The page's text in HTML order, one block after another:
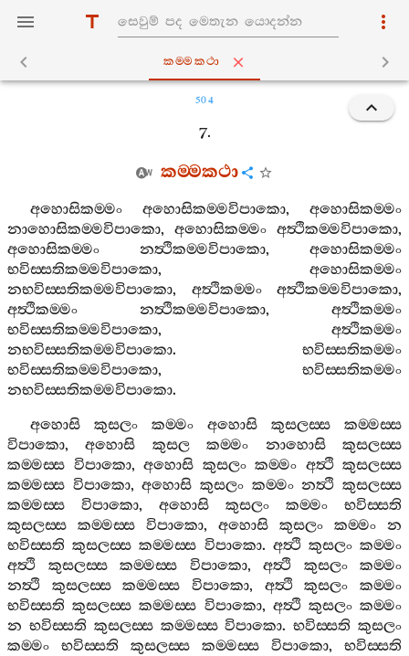
කම‍්මකථා
504
7.
කම‍්මකථා
අහොසිකම‍්මං අහොසිකම‍්මවිපාකො, අහොසිකම‍්මං
නාහොසිකම‍්මවිපාකො, අහොසිකම‍්මං අත්‍ථිකම‍්මවිපාකො,
අහොසිකම‍්මං
නත්‍ථිකම‍්මවිපාකො, අහොසිකම‍්මං
භවිස‍්සතිකම‍්මවිපාකො, අහොසිකම‍්මං
නභවිස‍්සතිකම‍්මවිපාකො, අත්‍ථිකම‍්මං අත්‍ථිකම‍්මවිපාකො,
අත්‍ථිකම‍්මං
නත්‍ථිකම‍්මවිපාකො, අත්‍ථිකම‍්මං
භවිස‍්සතිකම‍්මවිපාකො, අත්‍ථිකම‍්මං
නභවිස‍්සතිකම‍්මවිපාකො. භවිස‍්සතිකම‍්මං
භවිස‍්සතිකම‍්මවිපාකො, භවිස‍්සතිකම‍්මං
නභවිස‍්සතිකම‍්මවිපාකො.
අහොසි
කුසලං කම‍්මං අහොසි කුසලස‍්ස
කම‍්මස‍්ස
විපාකො,අහොසි කුසල කම‍්මං නාහොසි
කුසලස‍්ස
කම‍්මස‍්ස විපාකො, අහොසි කුසලං කම‍්මං අත්‍ථි කුසලස‍්ස
කම‍්මස‍්ස විපාකො,අහොසි කුසලං කම‍්මං නත්‍ථි කුසලස‍්ස
කම‍්මස‍්ස
විපාකො, අහොසි කුසලං කම‍්මං
භවිස‍්සති
කුසලස‍්ස
කම‍්මස‍්ස විපාකො, අහොසි කුසලං කම‍්මං
න
භවිස‍්සති කුසලස‍්ස කම‍්මස‍්ස විපාකො. අත්‍ථි කුසලං කම‍්මං
අත්‍ථි
කුසලස‍්ස කම‍්මස‍්ස විපාකො, අත්‍ථි කුසලං
කම‍්මං
නත්‍ථි
කුසලස‍්ස කම‍්මස‍්ස විපාකො, අත්‍ථි කුසලං
කම‍්මං
භවිස‍්සති කුසලස‍්ස කම‍්මස‍්ස විපාකො, අත්‍ථි කුසලං කම‍්මං
න භවිස‍්සති කුසලස‍්ස කම‍්මස‍්ස විපාකො.භවිස‍්සති කුසලං
කම‍්මං
භවිස‍්සති කුසලස‍්ස කම‍්මස‍්ස විපාකො, භවිස‍්සති